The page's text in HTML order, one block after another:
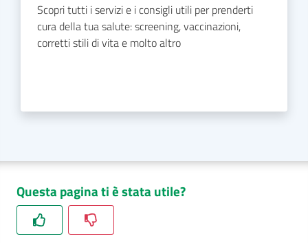
Scopri tutti i servizi e i consigli utili per prenderti
cura della tua salute: screening, vaccinazioni,
corretti stili di vita e molto altro
Questa pagina ti è stata utile?